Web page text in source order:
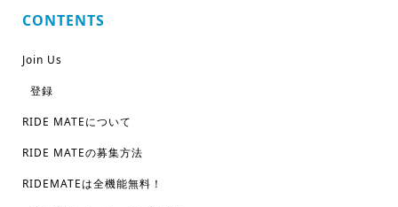
CONTENTS
Join Us
登録
RIDE MATEについて
RIDE MATEの募集方法
RIDEMATEは全機能無料！